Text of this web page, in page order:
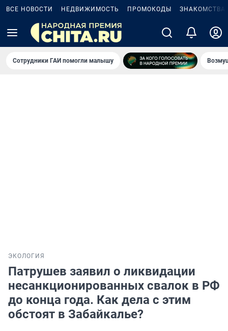
ВСЕ НОВОСТИ НЕДВИЖИМОСТЬ ПРОМОКОДЫ ЗНАКОМСТВА
Сотрудники ГАИ помогли малышу
ЭКОЛОГИЯ
Патрушев заявил о ликвидации
несанкционированных свалок в РФ
до конца года. Как дела с этим
обстоят в Забайкалье?